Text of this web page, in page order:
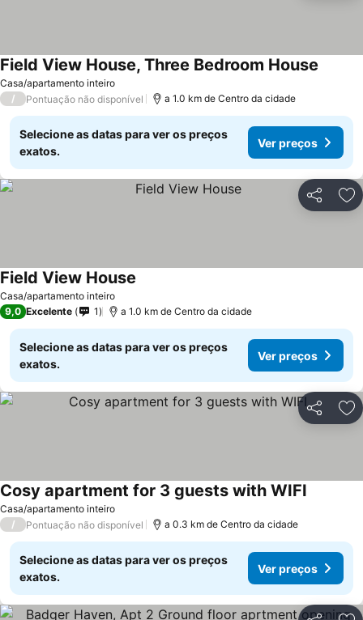
Casa/apartamento inteiro
Field View House, Three Bedroom House
/ Pontuação não disponível a 1.0 km de Centro da cidade
Selecione as datas para ver os preços
exatos.
Ver preços
Partilhar
Casa/apartamento inteiro
Field View House
9,0 Excelente 1 a 1.0 km de Centro da cidade
Selecione as datas para ver os preços
exatos.
Ver preços
Partilhar
Casa/apartamento inteiro
Cosy apartment for 3 guests with WIFI
/ Pontuação não disponível a 0.3 km de Centro da cidade
Selecione as datas para ver os preços
exatos.
Ver preços